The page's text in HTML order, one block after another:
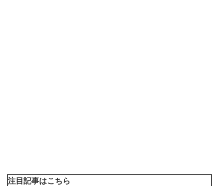
注目記事はこちら